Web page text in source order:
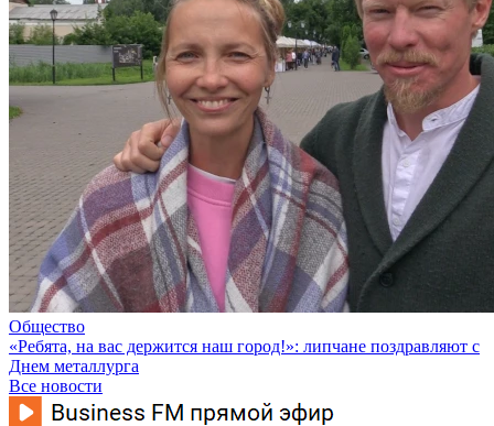
Общество
«Ребята, на вас держится наш город!»: липчане поздравляют с
Днем металлурга
Все новости